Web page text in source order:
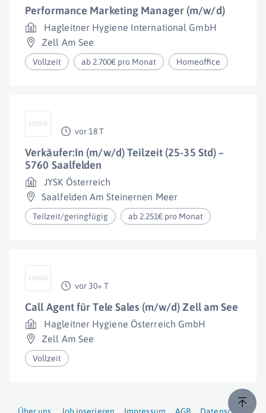
Performance Marketing Manager (m/w/d)
Hagleitner Hygiene International GmbH
Zell Am See
Vollzeit ab 2.700€ pro Monat Homeoffice
vor 18 T
Verkäufer:In (m/w/d) Teilzeit (25-35 Std) –
5760 Saalfelden
JYSK Österreich
Saalfelden Am Steinernen Meer
Teilzeit/geringfügig ab 2.251€ pro Monat
vor 30+ T
Call Agent für Tele Sales (m/w/d) Zell am See
Hagleitner Hygiene Österreich GmbH
Zell Am See
Vollzeit